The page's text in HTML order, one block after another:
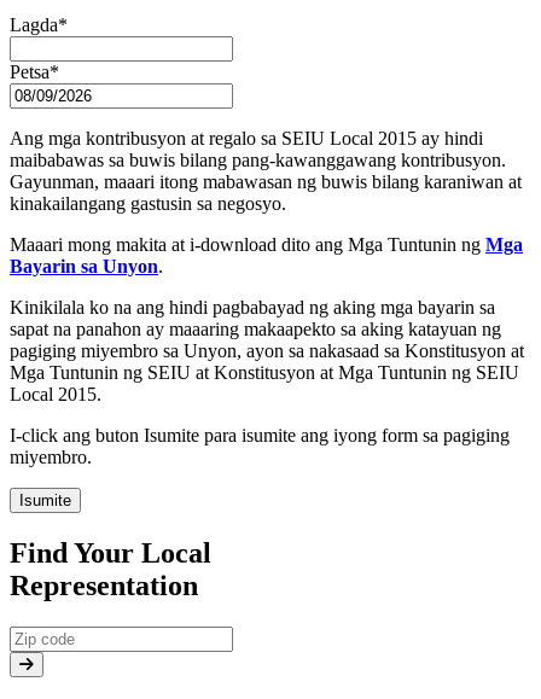
Lagda*
Petsa*
Ang mga kontribusyon at regalo sa SEIU Local 2015 ay hindi
maibabawas sa buwis bilang pang-kawanggawang kontribusyon.
Gayunman, maaari itong mabawasan ng buwis bilang karaniwan at
kinakailangang gastusin sa negosyo.
Maaari mong makita at i-download dito ang Mga Tuntunin ng Mga
Bayarin sa Unyon.
Kinikilala ko na ang hindi pagbabayad ng aking mga bayarin sa
sapat na panahon ay maaaring makaapekto sa aking katayuan ng
pagiging miyembro sa Unyon, ayon sa nakasaad sa Konstitusyon at
Mga Tuntunin ng SEIU at Konstitusyon at Mga Tuntunin ng SEIU
Local 2015.
I-click ang buton Isumite para isumite ang iyong form sa pagiging
miyembro.
Isumite
Find Your Local
Representation